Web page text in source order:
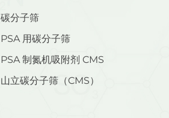
碳分子筛
PSA 用碳分子筛
PSA 制氮机吸附剂 CMS
山立碳分子筛（CMS）